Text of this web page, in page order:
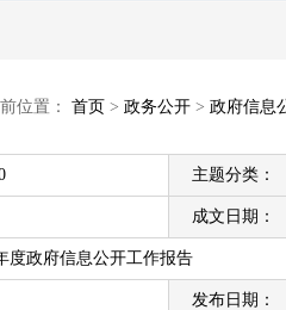
位置： 首页 > 政务公开 > 政府信息
主题分类：
成文日期：
度政府信息公开工作报告
发布日期：